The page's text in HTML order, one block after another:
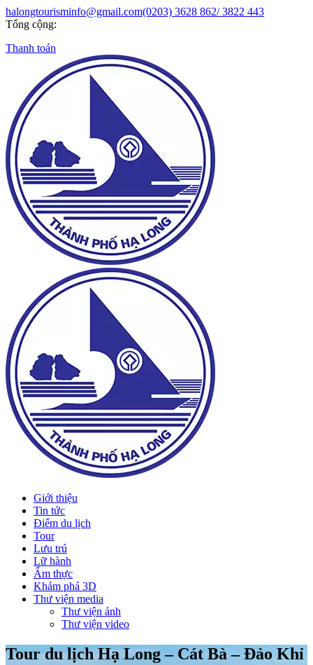
halongtourisminfo@gmail.com(0203) 3628 862/ 3822 443
Tổng cộng:
Thanh toán
Giới thiệu
Tin tức
Điểm du lịch
Tour
Lưu trú
Lữ hành
Ẩm thực
Khám phá 3D
Thư viện media
Thư viện ảnh
Thư viện video
Tour du lịch Hạ Long – Cát Bà – Đảo Khỉ